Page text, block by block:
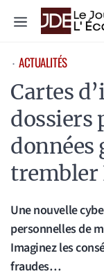
Menu
⋅ ACTUALITÉS
Cartes
dossiers
données
trembler
Une nouvelle
personnelles de
Imaginez les
fraudes…